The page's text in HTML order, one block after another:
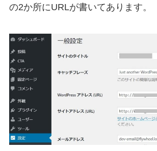
の2か所にURLが書いてあります。